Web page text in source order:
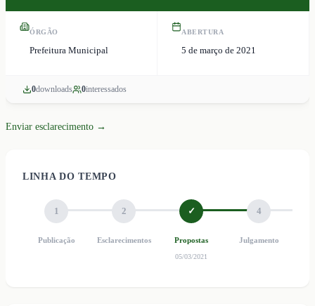
ÓRGÃO
Prefeitura Municipal
ABERTURA
5 de março de 2021
0downloads 0interessados
Enviar esclarecimento →
LINHA DO TEMPO
1
Publicação
2
Esclarecimentos
✓
Propostas
05/03/2021
4
Julgamento